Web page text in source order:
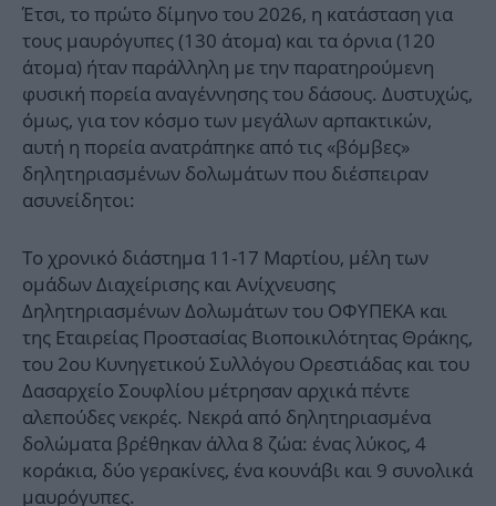
Έτσι, το πρώτο δίμηνο του 2026, η κατάσταση για
τους μαυρόγυπες (130 άτομα) και τα όρνια (120
άτομα) ήταν παράλληλη με την παρατηρούμενη
φυσική πορεία αναγέννησης του δάσους. Δυστυχώς,
όμως, για τον κόσμο των μεγάλων αρπακτικών,
αυτή η πορεία ανατράπηκε από τις «βόμβες»
δηλητηριασμένων δολωμάτων που διέσπειραν
ασυνείδητοι:
Το χρονικό διάστημα 11-17 Μαρτίου, μέλη των
ομάδων Διαχείρισης και Ανίχνευσης
Δηλητηριασμένων Δολωμάτων του ΟΦΥΠΕΚΑ και
της Εταιρείας Προστασίας Βιοποικιλότητας Θράκης,
του 2ου Κυνηγετικού Συλλόγου Ορεστιάδας και του
Δασαρχείο Σουφλίου μέτρησαν αρχικά πέντε
αλεπούδες νεκρές. Νεκρά από δηλητηριασμένα
δολώματα βρέθηκαν άλλα 8 ζώα: ένας λύκος, 4
κοράκια, δύο γερακίνες, ένα κουνάβι και 9 συνολικά
μαυρόγυπες.